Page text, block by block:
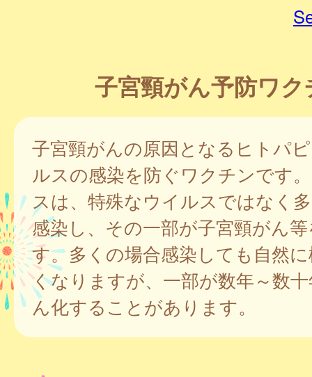
子宮頸がん予防ワク
子宮頸がんの原因となるヒトパ
ルスの感染を防ぐワクチンです
スは、特殊なウイルスではなく
感染し、その一部が子宮頸がん
す。多くの場合感染しても自然
くなりますが、一部が数年～数
ん化することがあります。